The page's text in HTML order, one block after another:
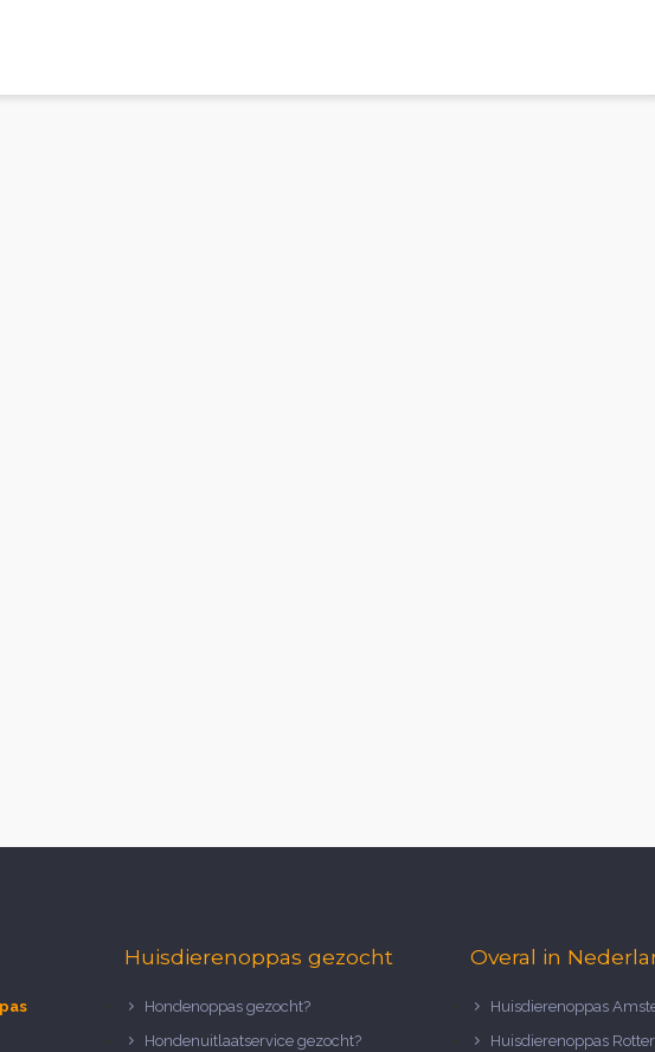
Huisdierenoppas gezocht
Hondenoppas gezocht?
Hondenuitlaatservice gezocht?
Overal in
Huisdierenoppas
Huisdierenoppas